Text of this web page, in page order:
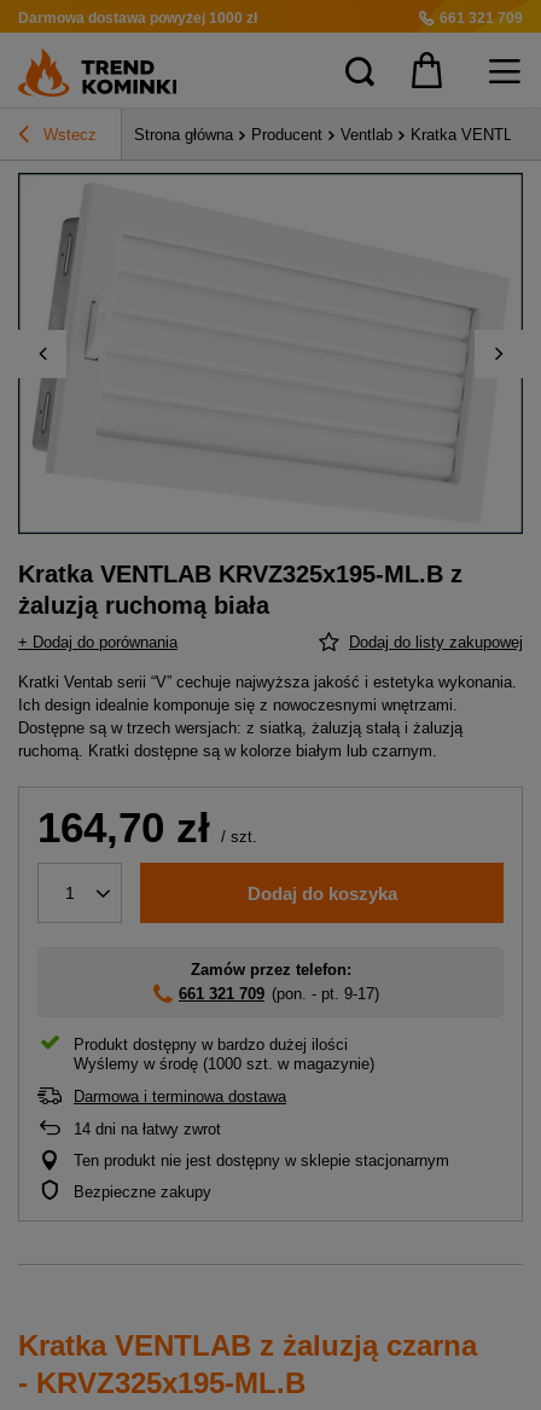
Darmowa dostawa powyżej 1000 zł 661 321 709
Wstecz Strona główna Producent Ventlab Kratka VENTLAB
Kratka VENTLAB KRVZ325x195-ML.B z
żaluzją ruchomą biała
+ Dodaj do porównania Dodaj do listy zakupowej
Kratki Ventab serii “V” cechuje najwyższa jakość i estetyka wykonania.
Ich design idealnie komponuje się z nowoczesnymi wnętrzami.
Dostępne są w trzech wersjach: z siatką, żaluzją stałą i żaluzją
ruchomą. Kratki dostępne są w kolorze białym lub czarnym.
164,70 zł / szt.
1 Dodaj do koszyka
Zamów przez telefon:
661 321 709 (pon. - pt. 9-17)
Produkt dostępny w bardzo dużej ilości
Wyślemy w środę (1000 szt. w magazynie)
Darmowa i terminowa dostawa
14 dni na łatwy zwrot
Ten produkt nie jest dostępny w sklepie stacjonarnym
Bezpieczne zakupy
Kratka VENTLAB z żaluzją czarna
- KRVZ325x195-ML.B